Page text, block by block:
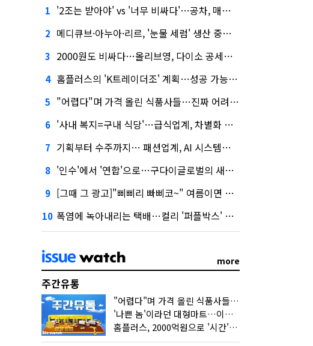
1 '2조는 받아야' vs '너무 비싸다'…공차, 매각 성공할까
2 메디큐브·아누아·리르, '눈물 세럼' 생산 중단한다
3 2000원도 비싸다…올리브영, 다이소 공세에 '가성비'로 맞불
4 홈플러스의 'K트레이더조' 계획…성공 가능성은 '글쎄'
5 "어렵다"며 가격 올린 식품사들…진짜 어려운 거 맞아?
6 '사내 복지=구내 식당'…급식업계, 차별화 경쟁 본격화
7 기획부터 수주까지… 패션업계, AI 시스템화 박차
8 '인수'에서 '연합'으로…구다이글로벌의 새로운 투자법
9 [그때 그 광고]"삐삐리 빠삐코~" 여름이면 생각나는 그 노래
10 폭염에 녹아내리는 택배…컬리 '퍼플박스' 대안 될까
more
주간유통
"어렵다"며 가격 올린 식품사들…진짜 어려운 거 맞아?
'나쁜 놈'이라던 대형마트…이젠 '불쌍한 놈' 됐다
홈플러스, 2000억원으로 '시간'을 샀다